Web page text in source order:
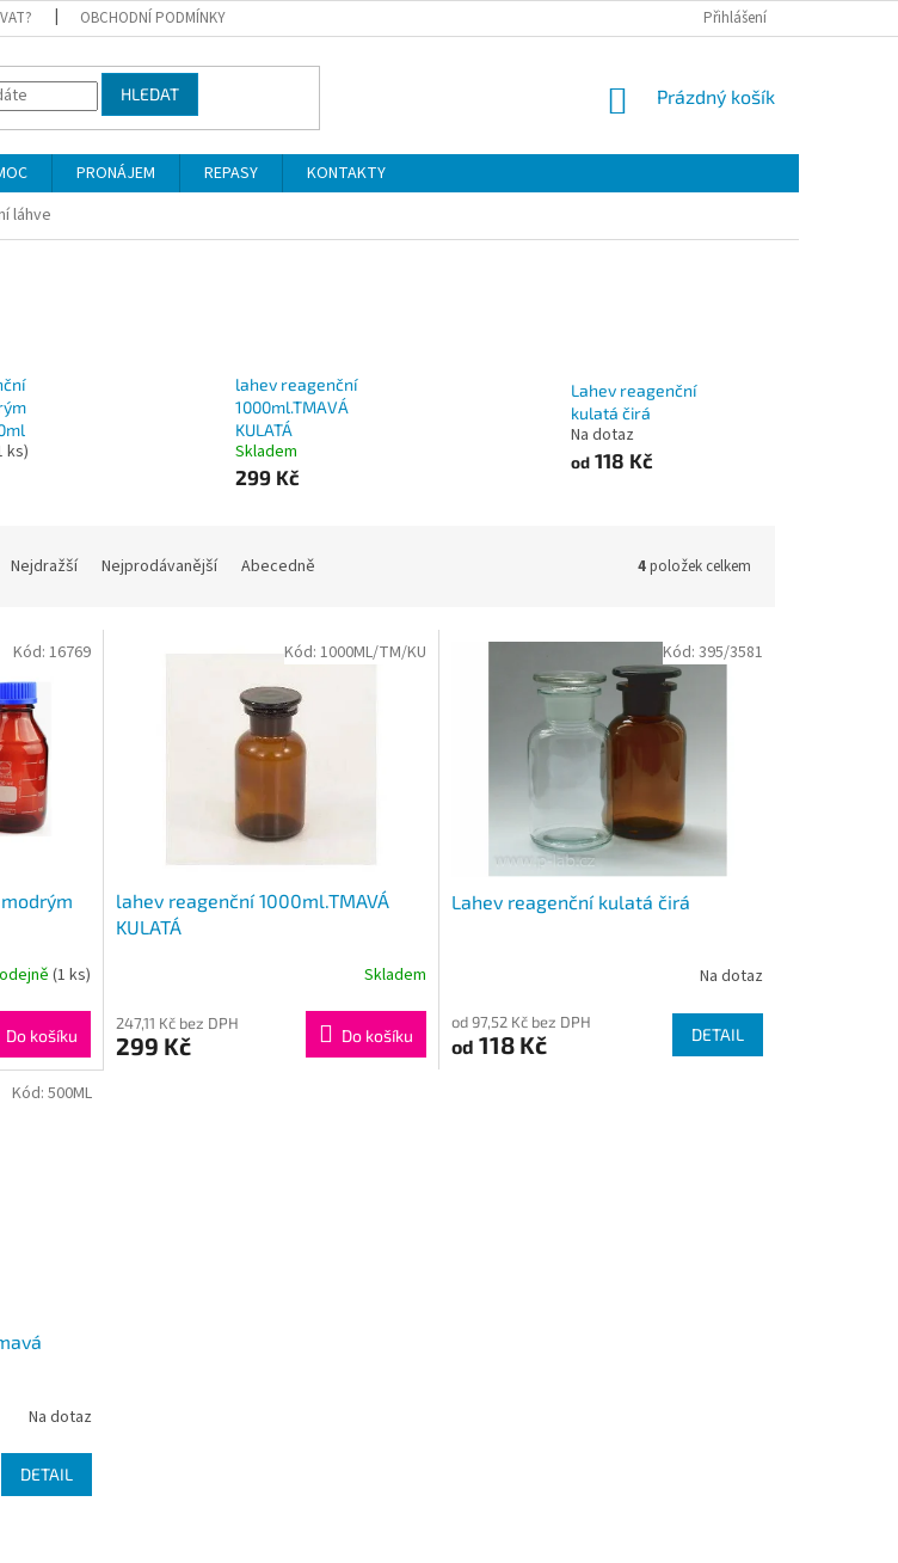
OBCHODNÍ PODMÍNKY Přihlášení
HLEDAT
NÁKUPNÍ
Prázdný košík
PRONÁJEM REPASY
KONTAKTY
láhve
ks)
lahev reagenční
1000ml.TMAVÁ
KULATÁ
Skladem
299 Kč
Lahev reagenční
kulatá čirá
Na dotaz
od118 Kč
Nejdražší Nejprodávanější Abecedně 4položek celkem
(1 ks)
Do košíku
Kód: 16769
lahev reagenční 1000ml.TMAVÁ
KULATÁ
Skladem
247,11 Kč bez DPH
299 Kč Do košíku
Kód: 1000ML/TM/KU
Lahev reagenční kulatá čirá
Na dotaz
od 97,52 Kč bez DPH
od 118 Kč DETAIL
Kód: 395/3581
Na dotaz
DETAIL
Kód: 500ML